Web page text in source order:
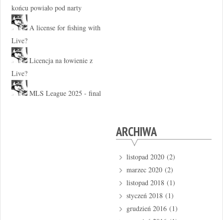
końcu powiało pod narty
A license for fishing with
Live?
Licencja na łowienie z
Live?
MLS League 2025 - final
ARCHIWA
listopad 2020(2)
marzec 2020(2)
listopad 2018(1)
styczeń 2018(1)
grudzień 2016(1)